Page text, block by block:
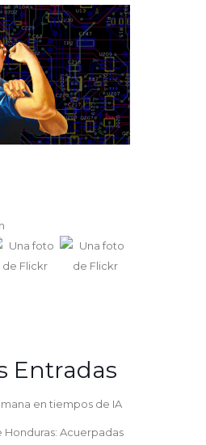
Entradas
en tiempos de IA
Honduras: Acuerpadas